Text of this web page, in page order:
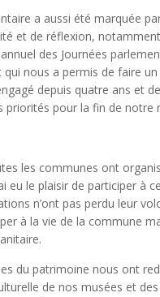
a aussi été marquée
et de réflexion, notamment
des Journées
nous a permis de faire un
depuis quatre ans et
priorités pour la fin de notre
les communes ont
eu le plaisir de participer à
n’ont pas perdu leur
à la vie de la commune
du patrimoine nous ont
de nos musées et